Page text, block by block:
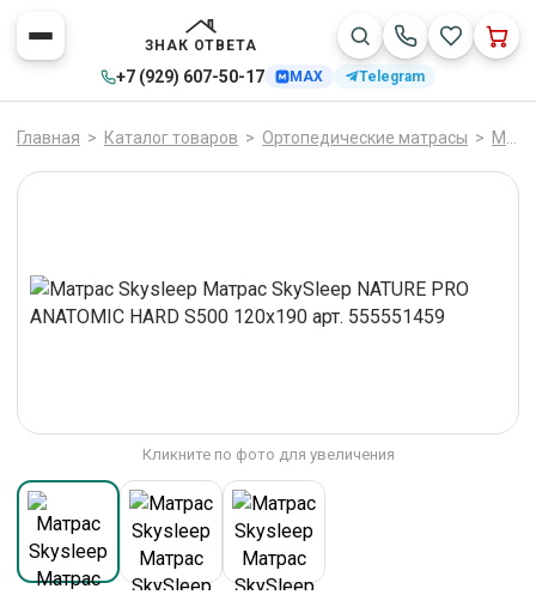
ЗНАК ОТВЕТА
+7 (929) 607-50-17 MAX Telegram
Главная > Каталог товаров > Ортопедические матрасы > Матрасы
Кликните по фото для увеличения